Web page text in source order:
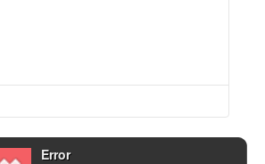
Error